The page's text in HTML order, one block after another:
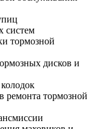
систем
тормозной
дисков и
ремонта тормозной